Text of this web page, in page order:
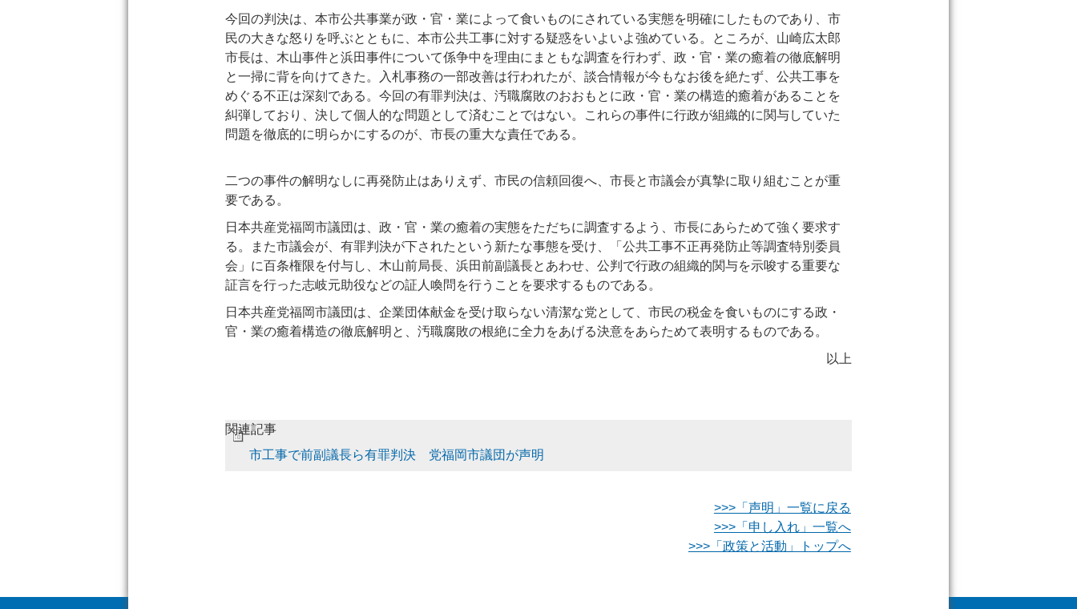
今回の判決は、本市公共事業が政・官・業によって食いものにされている実態を明確にしたものであり、市
民の大きな怒りを呼ぶとともに、本市公共工事に対する疑惑をいよいよ強めている。ところが、山崎広太郎
市長は、木山事件と浜田事件について係争中を理由にまともな調査を行わず、政・官・業の癒着の徹底解明
と一掃に背を向けてきた。入札事務の一部改善は行われたが、談合情報が今もなお後を絶たず、公共工事を
めぐる不正は深刻である。今回の有罪判決は、汚職腐敗のおおもとに政・官・業の構造的癒着があることを
糾弾しており、決して個人的な問題として済むことではない。これらの事件に行政が組織的に関与していた
問題を徹底的に明らかにするのが、市長の重大な責任である。
二つの事件の解明なしに再発防止はありえず、市民の信頼回復へ、市長と市議会が真摯に取り組むことが重
要である。
日本共産党福岡市議団は、政・官・業の癒着の実態をただちに調査するよう、市長にあらためて強く要求す
る。また市議会が、有罪判決が下されたという新たな事態を受け、「公共工事不正再発防止等調査特別委員
会」に百条権限を付与し、木山前局長、浜田前副議長とあわせ、公判で行政の組織的関与を示唆する重要な
証言を行った志岐元助役などの証人喚問を行うことを要求するものである。
日本共産党福岡市議団は、企業団体献金を受け取らない清潔な党として、市民の税金を食いものにする政・
官・業の癒着構造の徹底解明と、汚職腐敗の根絶に全力をあげる決意をあらためて表明するものである。
以上
関連記事
市工事で前副議長ら有罪判決 党福岡市議団が声明
>>>「声明」一覧に戻る
>>>「申し入れ」一覧へ
>>>「政策と活動」トップへ